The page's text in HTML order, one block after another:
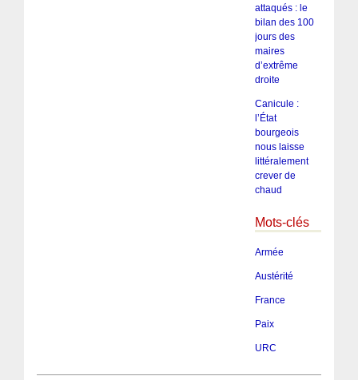
attaqués : le
bilan des 100
jours des
maires
d’extrême
droite
Canicule :
l’État
bourgeois
nous laisse
littéralement
crever de
chaud
Mots-clés
Armée
Austérité
France
Paix
URC